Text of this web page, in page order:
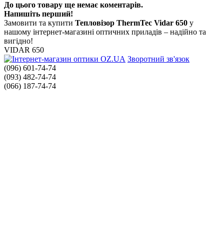
До цього товару ще немає коментарів.
Напишіть перший!
Замовити та купити Тепловізор ThermTec Vidar 650 у
нашому інтернет-магазині оптичних приладів – надійно та
вигідно!
VIDAR 650
Зворотний зв'язок
(096) 601-74-74
(093) 482-74-74
(066) 187-74-74